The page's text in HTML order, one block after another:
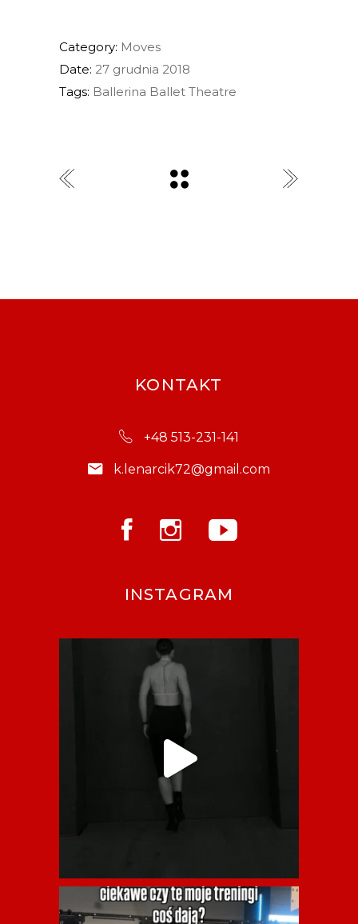
Category: Moves
Date: 27 grudnia 2018
Tags: Ballerina Ballet Theatre
KONTAKT
+48 513-231-141
k.lenarcik72@gmail.com
INSTAGRAM